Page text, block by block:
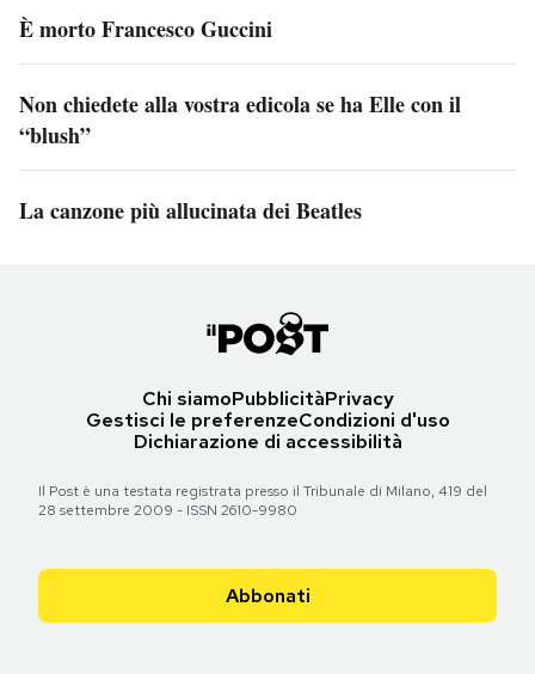
È morto Francesco Guccini
Non chiedete alla vostra edicola se ha Elle con il
“blush”
La canzone più allucinata dei Beatles
Chi siamoPubblicitàPrivacy
Gestisci le preferenzeCondizioni d'uso
Dichiarazione di accessibilità
Il Post è una testata registrata presso il Tribunale di Milano, 419 del
28 settembre 2009 - ISSN 2610-9980
Abbonati